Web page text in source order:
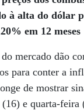
à alta do dólar
em 12 meses
mercado dão
para conter a
de mostrar
e quarta-feira